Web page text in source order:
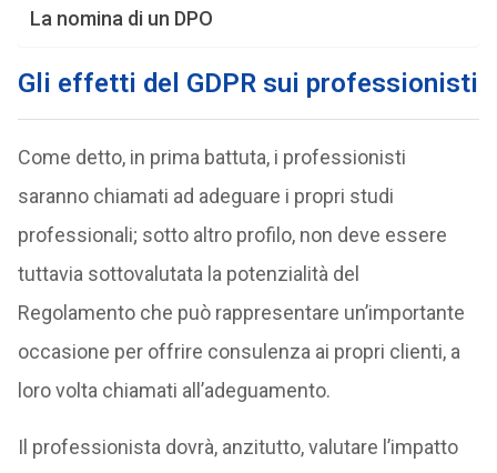
La nomina di un DPO
Gli effetti del GDPR sui professionisti
Come detto, in prima battuta, i professionisti
saranno chiamati ad adeguare i propri studi
professionali; sotto altro profilo, non deve essere
tuttavia sottovalutata la potenzialità del
Regolamento che può rappresentare un’importante
occasione per offrire consulenza ai propri clienti, a
loro volta chiamati all’adeguamento.
Il professionista dovrà, anzitutto, valutare l’impatto